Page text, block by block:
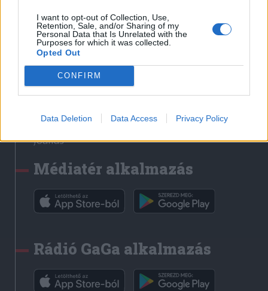
I want to opt-out of Collection, Use,
Retention, Sale, and/or Sharing of my
Personal Data that Is Unrelated with the
Purposes for which it was collected.
Opted Out
CONFIRM
Data Deletion Data Access Privacy Policy
Liget
Krónika
Bihari Napló
Erdélyi Napló
Főtér
Rádió GaGa
Jóállás
Médiatér alkalmazás
Rádió GaGa alkalmazás